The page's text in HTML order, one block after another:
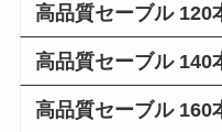
高品質セーブル 120
高品質セーブル 140
高品質セーブル 160